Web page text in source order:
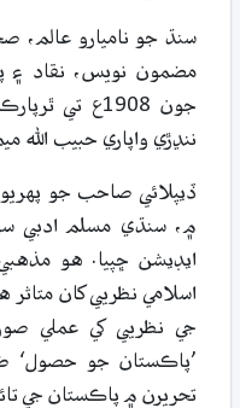
سنڌ جو ناميارو عالم،
جون 1908ع
ننڍڙي واپاري حبيب الله
۾، سنڌي مسلم ادبي
ايڊيشن ڇپيا. هو
اسلامي نظريي کان
جي نظريي کي عملي
’پاڪستان جو حصول‘
تحريرن ۾ پاڪستان جي